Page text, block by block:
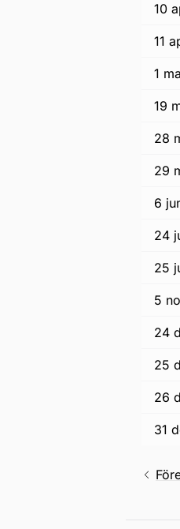
10
11
1
19
28
29
6
24
25
5
24
25
26
31